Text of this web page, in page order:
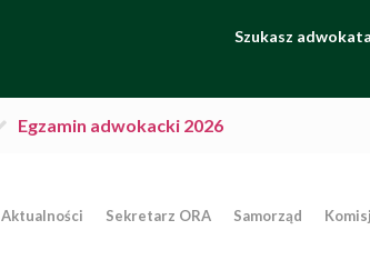
Szukasz
Egzamin adwokacki 2026
Aktualności Sekretarz ORA Samorząd